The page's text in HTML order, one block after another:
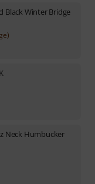
Black Winter Bridge
Neck Humbucker